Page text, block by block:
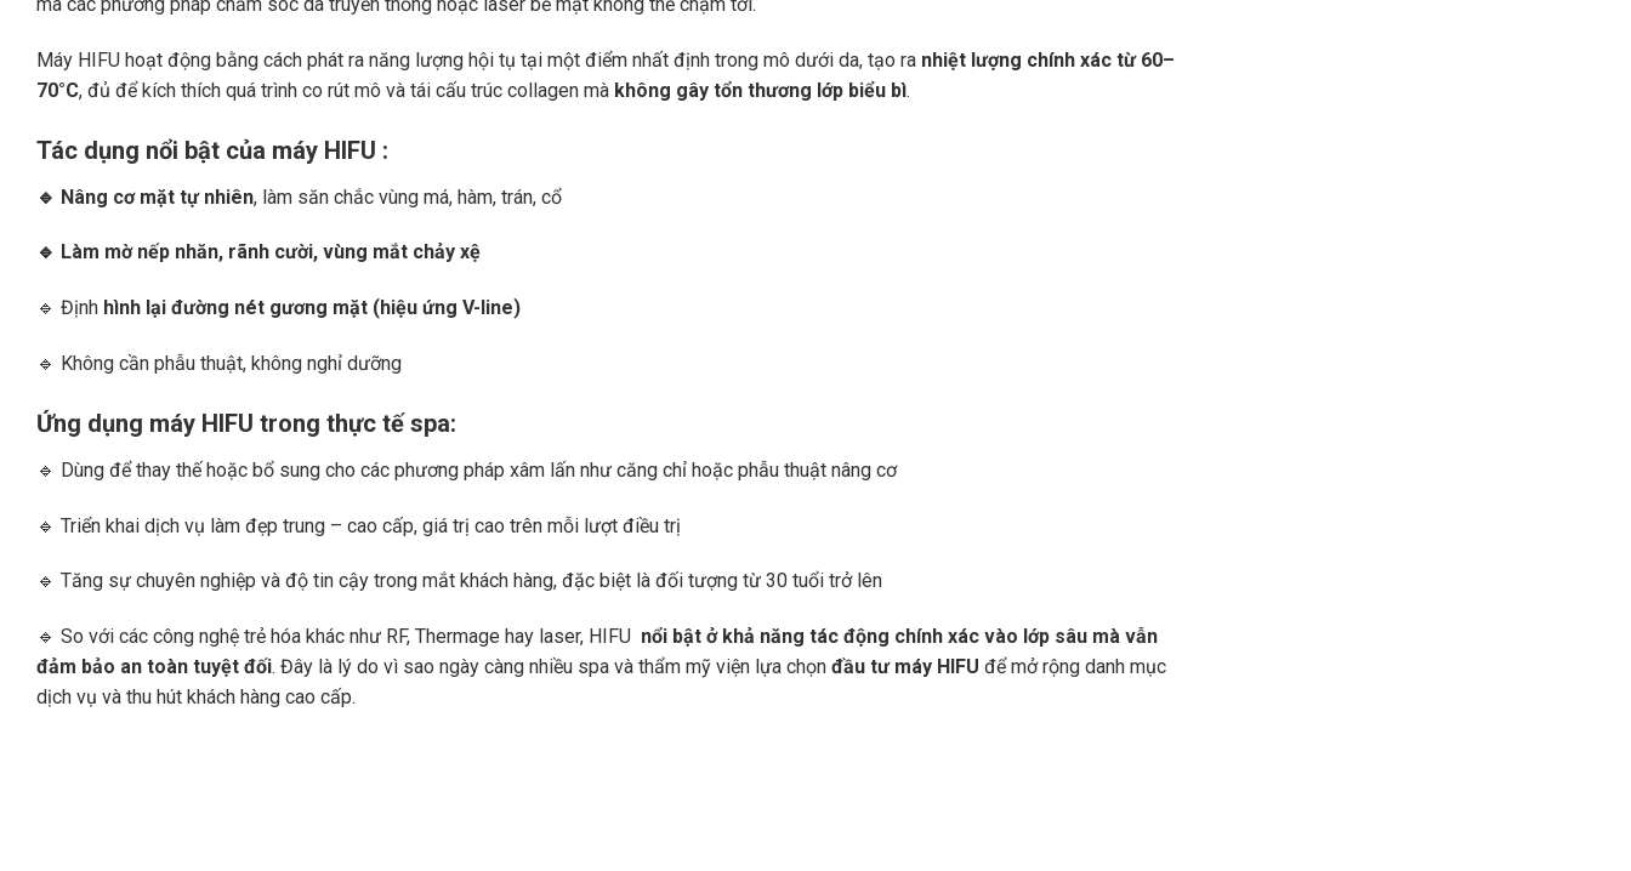
Máy HIFU hoạt động bằng cách phát ra năng lượng hội tụ tại một điểm nhất định trong mô dưới da, tạo ra nhiệt lượng chính xác từ 60–
70°C, đủ để kích thích quá trình co rút mô và tái cấu trúc collagen mà không gây tổn thương lớp biểu bì.
Tác dụng nổi bật của máy HIFU :
🔹 Nâng cơ mặt tự nhiên, làm săn chắc vùng má, hàm, trán, cổ
🔹 Làm mờ nếp nhăn, rãnh cười, vùng mắt chảy xệ
🔹 Định hình lại đường nét gương mặt (hiệu ứng V-line)
🔹 Không cần phẫu thuật, không nghỉ dưỡng
Ứng dụng máy HIFU trong thực tế spa:
🔹 Dùng để thay thế hoặc bổ sung cho các phương pháp xâm lấn như căng chỉ hoặc phẫu thuật nâng cơ
🔹 Triển khai dịch vụ làm đẹp trung – cao cấp, giá trị cao trên mỗi lượt điều trị
🔹 Tăng sự chuyên nghiệp và độ tin cậy trong mắt khách hàng, đặc biệt là đối tượng từ 30 tuổi trở lên
🔹 So với các công nghệ trẻ hóa khác như RF, Thermage hay laser, HIFU nổi bật ở khả năng tác động chính xác vào lớp sâu mà vẫn
đảm bảo an toàn tuyệt đối. Đây là lý do vì sao ngày càng nhiều spa và thẩm mỹ viện lựa chọn đầu tư máy HIFU để mở rộng danh mục
dịch vụ và thu hút khách hàng cao cấp.